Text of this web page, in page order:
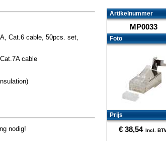
Artikelnummer
MP0033
Foto
Prijs
€ 38,54 Incl.
Cat.6 cable, 50pcs. set,
cable
nodig!